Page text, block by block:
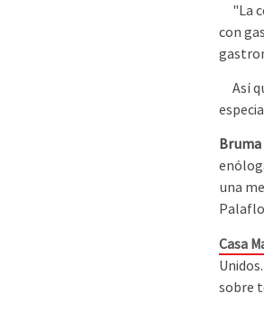
"La
con
Así
Bruma
una
Casa
sobre